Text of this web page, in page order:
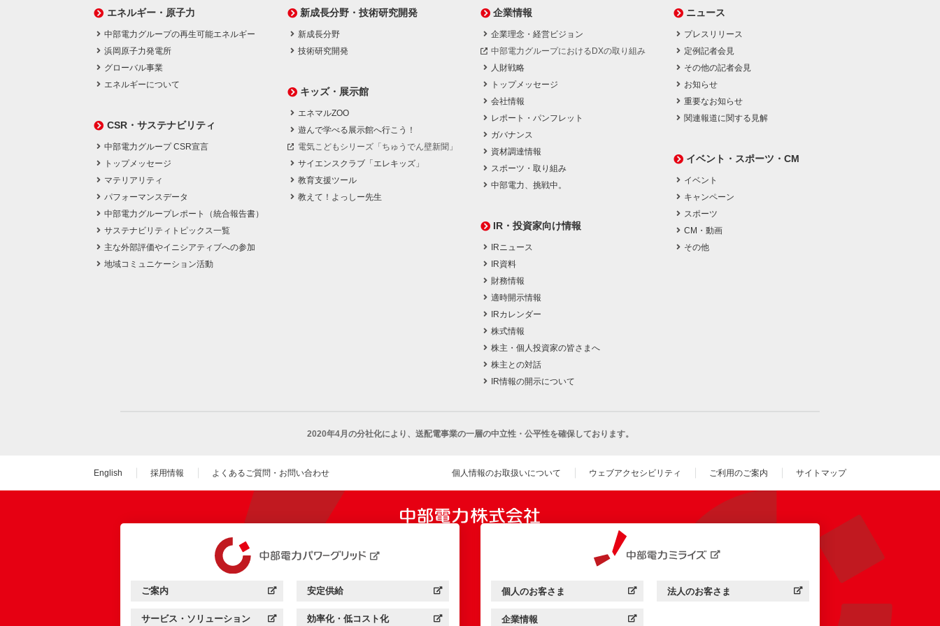
エネルギー・原子力
中部電力グループの再生可能エネルギー
浜岡原子力発電所
グローバル事業
エネルギーについて
CSR・サステナビリティ
中部電力グループ CSR宣言
トップメッセージ
マテリアリティ
パフォーマンスデータ
中部電力グループレポート（統合報告書）
サステナビリティトピックス一覧
主な外部評価やイニシアティブへの参加
地域コミュニケーション活動
新成長分野・技術研究開発
新成長分野
技術研究開発
キッズ・展示館
エネマルZOO
遊んで学べる展示館へ行こう！
電気こどもシリーズ「ちゅうでん壁新聞」
サイエンスクラブ「エレキッズ」
教育支援ツール
教えて！よっしー先生
企業情報
企業理念・経営ビジョン
中部電力グループにおけるDXの取り組み
人財戦略
トップメッセージ
会社情報
レポート・パンフレット
ガバナンス
資材調達情報
スポーツ・取り組み
中部電力、挑戦中。
IR・投資家向け情報
IRニュース
IR資料
財務情報
適時開示情報
IRカレンダー
株式情報
株主・個人投資家の皆さまへ
株主との対話
IR情報の開示について
ニュース
プレスリリース
定例記者会見
その他の記者会見
お知らせ
重要なお知らせ
関連報道に関する見解
イベント・スポーツ・CM
イベント
キャンペーン
スポーツ
CM・動画
その他
2020年4月の分社化により、 送配電事業の一層の中立性・公平性を確保しております。
English 採用情報 よくあるご質問・お問い合わせ 個人情報のお取扱いについて ウェブアクセシビリティ ご利用のご案内 サイトマップ
中部電力パワーグリッド：
ご案内
（新しいウィンドウを開きます） 中部電力パワーグリッド：
安定供給
（新しいウィンドウを開きます）
中部電力パワーグリッド：
サービス・ソリューション
（新しいウィンドウを開きます） 中部電力パワーグリッド：
効率化・低コスト化
（新しいウィンドウを開きます）
中部電力ミライズ：
個人のお客さま
（新しいウィンドウを開きます） 中部電力ミライズ：
法人のお客さま
（新しいウィンドウを開きます）
中部電力ミライズ：
企業情報
（新しいウィンドウを開きます）